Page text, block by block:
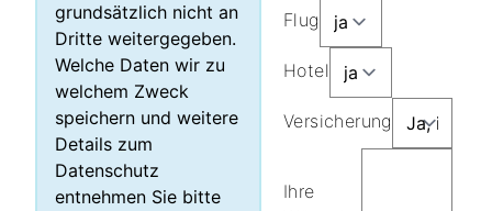
grundsätzlich nicht an
Dritte weitergegeben.
Welche Daten wir zu
welchem Zweck
speichern und weitere
Details zum
Datenschutz
entnehmen Sie bitte
Flug
Hotel
Versicherung
Ihre